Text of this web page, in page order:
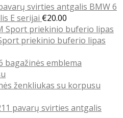
BMW 6
E serijai €20.00
priekinio buferio lipas
ženkliukas su korpusu